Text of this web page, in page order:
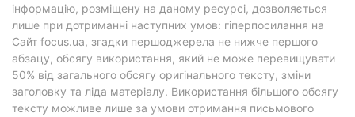
інформацію, розміщену на даному ресурсі, дозволяється
лише при дотриманні наступних умов: гіперпосилання на
Cайт focus.ua, згадки першоджерела не нижче першого
абзацу, обсягу використання, який не може перевищувати
50% від загального обсягу оригінального тексту, зміни
заголовку та ліда матеріалу. Використання більшого обсягу
тексту можливе лише за умови отримання письмового